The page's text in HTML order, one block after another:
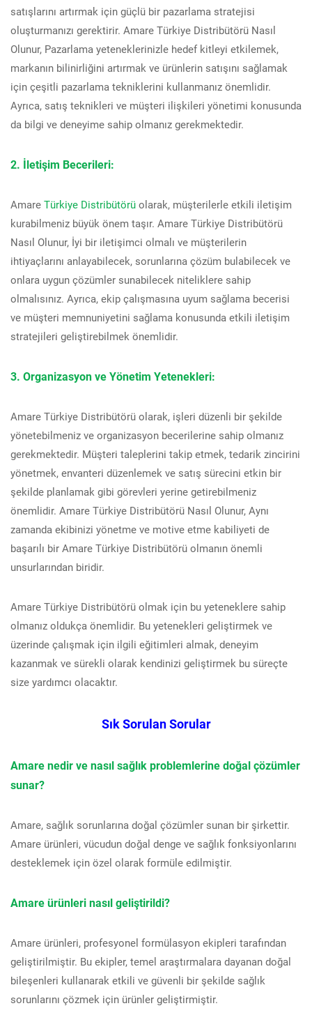
satışlarını artırmak için güçlü bir pazarlama stratejisi
oluşturmanızı gerektirir. Amare Türkiye Distribütörü Nasıl
Olunur, Pazarlama yeteneklerinizle hedef kitleyi etkilemek,
markanın bilinirliğini artırmak ve ürünlerin satışını sağlamak
için çeşitli pazarlama tekniklerini kullanmanız önemlidir.
Ayrıca, satış teknikleri ve müşteri ilişkileri yönetimi konusunda
da bilgi ve deneyime sahip olmanız gerekmektedir.
2. İletişim Becerileri:
Amare Türkiye Distribütörü olarak, müşterilerle etkili iletişim
kurabilmeniz büyük önem taşır. Amare Türkiye Distribütörü
Nasıl Olunur, İyi bir iletişimci olmalı ve müşterilerin
ihtiyaçlarını anlayabilecek, sorunlarına çözüm bulabilecek ve
onlara uygun çözümler sunabilecek niteliklere sahip
olmalısınız. Ayrıca, ekip çalışmasına uyum sağlama becerisi
ve müşteri memnuniyetini sağlama konusunda etkili iletişim
stratejileri geliştirebilmek önemlidir.
3. Organizasyon ve Yönetim Yetenekleri:
Amare Türkiye Distribütörü olarak, işleri düzenli bir şekilde
yönetebilmeniz ve organizasyon becerilerine sahip olmanız
gerekmektedir. Müşteri taleplerini takip etmek, tedarik zincirini
yönetmek, envanteri düzenlemek ve satış sürecini etkin bir
şekilde planlamak gibi görevleri yerine getirebilmeniz
önemlidir. Amare Türkiye Distribütörü Nasıl Olunur, Aynı
zamanda ekibinizi yönetme ve motive etme kabiliyeti de
başarılı bir Amare Türkiye Distribütörü olmanın önemli
unsurlarından biridir.
Amare Türkiye Distribütörü olmak için bu yeteneklere sahip
olmanız oldukça önemlidir. Bu yetenekleri geliştirmek ve
üzerinde çalışmak için ilgili eğitimleri almak, deneyim
kazanmak ve sürekli olarak kendinizi geliştirmek bu süreçte
size yardımcı olacaktır.
Sık Sorulan Sorular
Amare nedir ve nasıl sağlık problemlerine doğal çözümler
sunar?
Amare, sağlık sorunlarına doğal çözümler sunan bir şirkettir.
Amare ürünleri, vücudun doğal denge ve sağlık fonksiyonlarını
desteklemek için özel olarak formüle edilmiştir.
Amare ürünleri nasıl geliştirildi?
Amare ürünleri, profesyonel formülasyon ekipleri tarafından
geliştirilmiştir. Bu ekipler, temel araştırmalara dayanan doğal
bileşenleri kullanarak etkili ve güvenli bir şekilde sağlık
sorunlarını çözmek için ürünler geliştirmiştir.